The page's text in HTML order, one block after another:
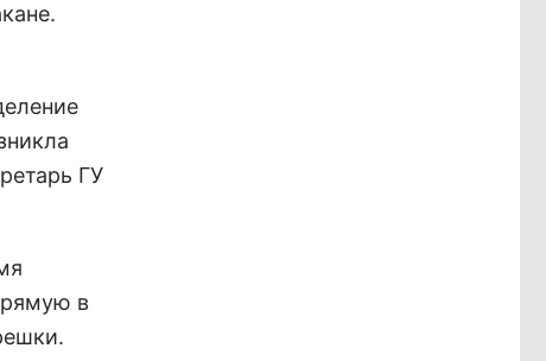
ГУ
в